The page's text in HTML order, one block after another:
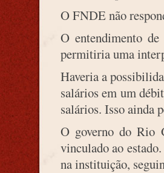
O FNDE não
O entendimento
permitiria uma
Haveria a
salários em um
salários. Isso ainda
O governo do Rio
vinculado ao
na instituição,